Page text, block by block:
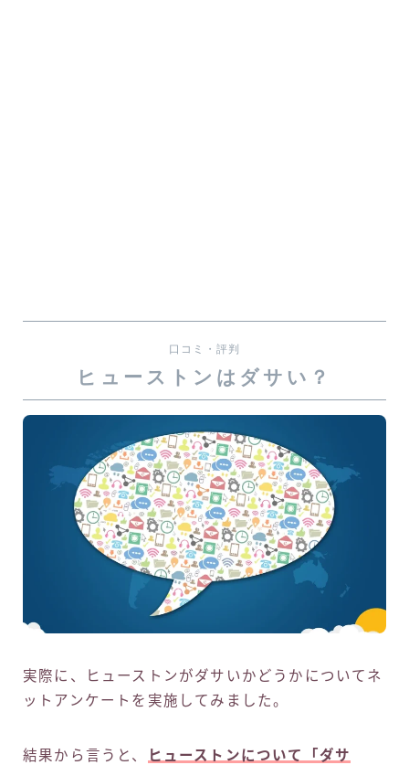
口コミ・評判
ヒューストンはダサい？
実際に、ヒューストンがダサいかどうかについてネ
ットアンケートを実施してみました。
結果から言うと、
ヒューストンについて「ダサ